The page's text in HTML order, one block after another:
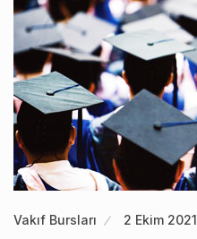
Vakıf Bursları 2 Ekim 2021